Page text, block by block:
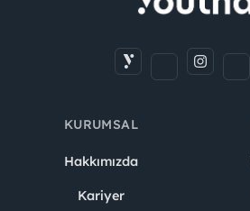
KURUMSAL
Hakkımızda
Kariyer